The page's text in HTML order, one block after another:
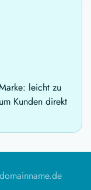
leicht zu
Kunden direkt